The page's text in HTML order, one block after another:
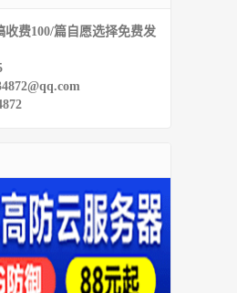
收费100/篇自愿选择免费发